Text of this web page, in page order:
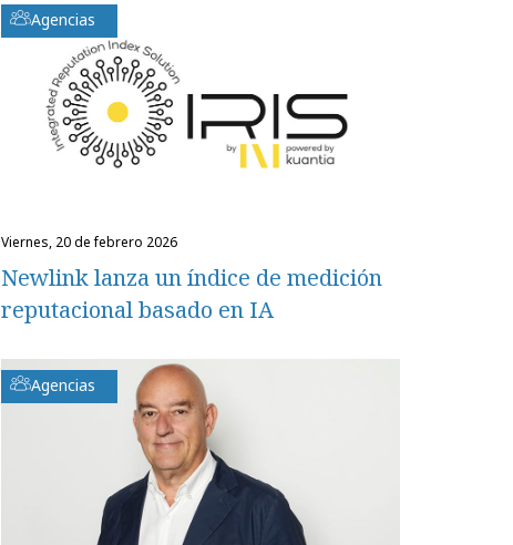
Agencias
viernes, 20 de febrero 2026
Newlink lanza un índice de medición
reputacional basado en IA
Agencias